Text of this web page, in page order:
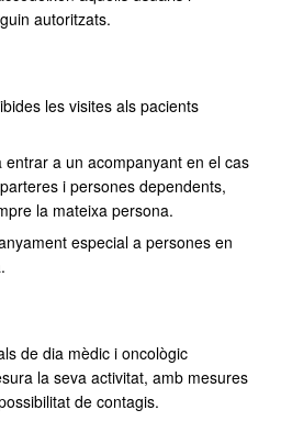
autoritzats.
les visites als pacients
a un acompanyant en el cas
i persones dependents,
la mateixa persona.
especial a persones en
de dia mèdic i oncològic
la seva activitat, amb mesures
de contagis.